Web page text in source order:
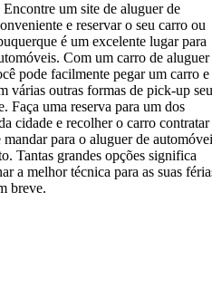
um site de aluguer de
e reservar o seu carro ou
é um excelente lugar para
Com um carro de aluguer
pode facilmente pegar um carro e
várias outras formas de pick-up seu
Faça uma reserva para um dos
cidade e recolher o carro contratar
para o aluguer de
Tantas grandes opções significa
a melhor técnica para as suas
breve.